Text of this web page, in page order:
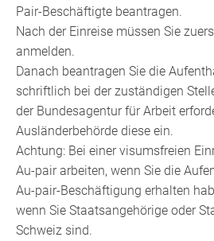
Pair-Beschäftigte beantragen.
Nach der Einreise müssen Sie
anmelden.
Danach beantragen Sie die
schriftlich bei der zuständigen
der Bundesagentur für Arbeit
Ausländerbehörde diese ein.
Achtung: Bei einer visumsfreien
Au-pair arbeiten, wenn Sie die
Au-pair-Beschäftigung erhalten
wenn Sie Staatsangehörige oder
Schweiz sind.